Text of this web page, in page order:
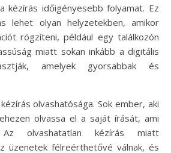
kézírás időigényesebb folyamat. Ez
lehet olyan helyzetekben, amikor
rögzíteni, például egy találkozón
miatt sokan inkább a digitális
amelyek gyorsabbak és
olvashatósága. Sok ember, aki
olvassa el a saját írását, ami
olvashatatlan kézírás miatt
üzenetek félreérthetővé válnak, és